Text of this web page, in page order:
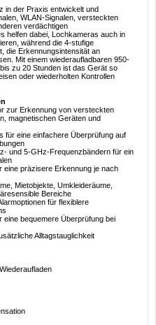
in der Praxis entwickelt und
WLAN-Signalen, versteckten
verdächtigen
helfen dabei, Lochkameras auch in
während die 4-stufige
die Erkennungsintensität an
Mit einem wiederaufladbaren 950-
zu 20 Stunden ist das Gerät so
oder wiederholten Kontrollen
zur Erkennung von versteckten
magnetischen Geräten und
für eine einfachere Überprüfung auf
und 5-GHz-Frequenzbändern für ein
eine präzisere Erkennung je nach
Mietobjekte, Umkleideräume,
Bereiche
für flexiblere
bequemere Überprüfung bei
Alltagstauglichkeit